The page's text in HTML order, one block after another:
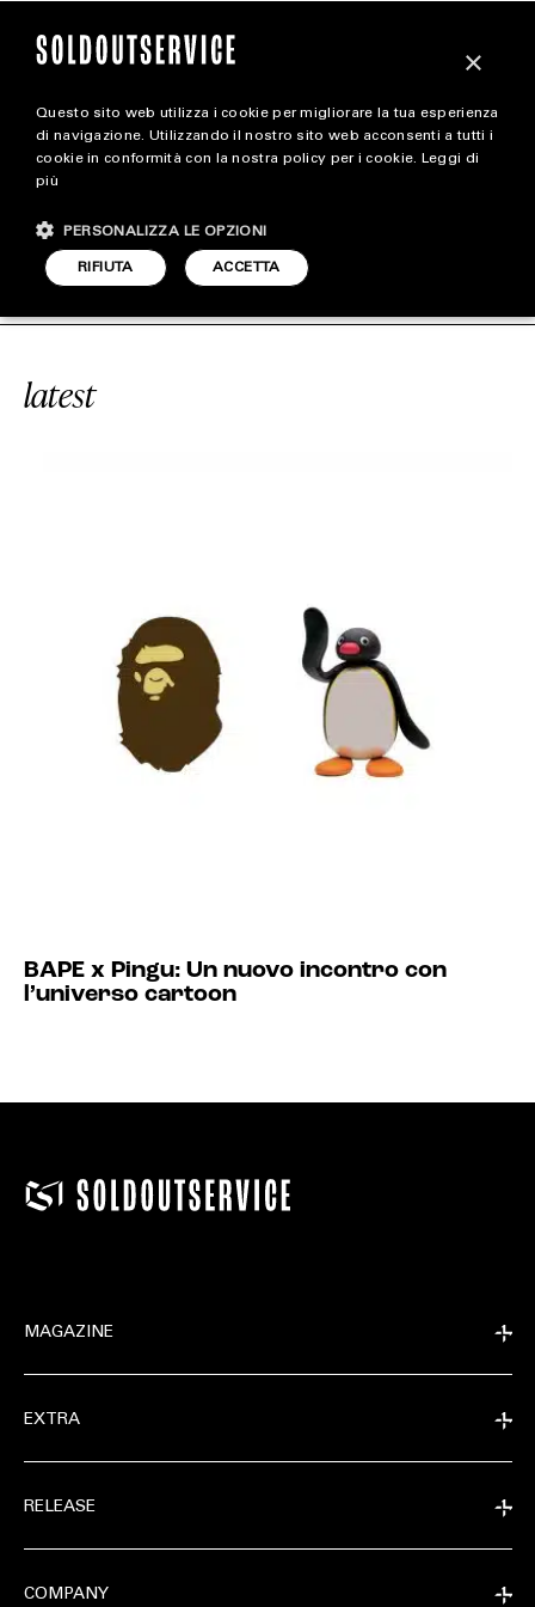
magazine
STYLE
FOOTWEAR
#PINGU SOLDOUTSERVICE
latest
BAPE x Pingu: Un nuovo incontro con
l’universo cartoon
MAGAZINE
EXTRA
RELEASE
COMPANY
×
Questo sito web utilizza i cookie per migliorare la tua esperienza
di navigazione. Utilizzando il nostro sito web acconsenti a tutti i
cookie in conformità con la nostra policy per i cookie. Leggi di
più
ACCETTA
RIFIUTA
PERSONALIZZA LE OPZIONI